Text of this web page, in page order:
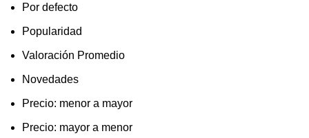
Por defecto
Popularidad
Valoración Promedio
Novedades
Precio: menor a mayor
Precio: mayor a menor